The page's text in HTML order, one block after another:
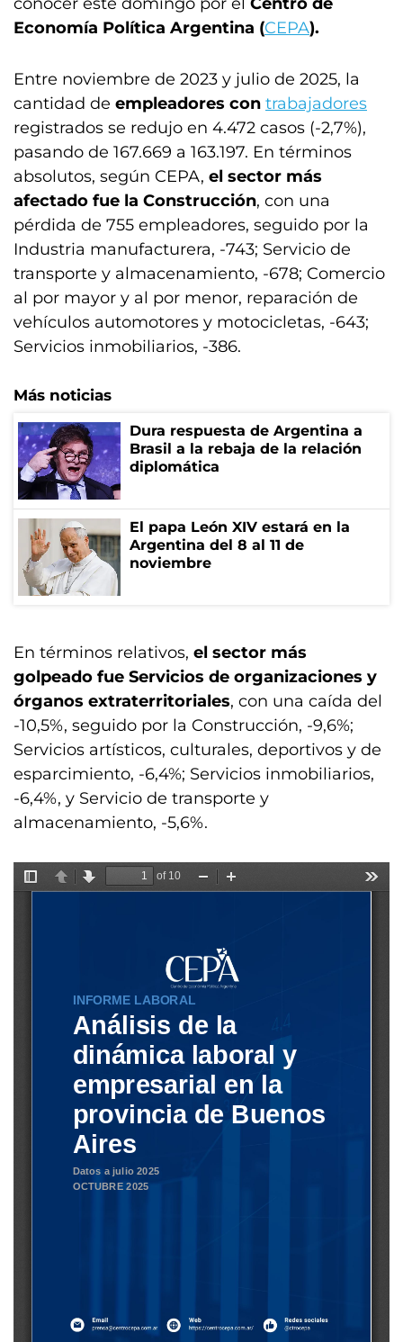
Economía Política Argentina (CEPA).
Entre noviembre de 2023 y julio de 2025, la
cantidad de empleadores con trabajadores
registrados se redujo en 4.472 casos (-2,7%),
pasando de 167.669 a 163.197. En términos
absolutos, según CEPA, el sector más
afectado fue la Construcción, con una
pérdida de 755 empleadores, seguido por la
Industria manufacturera, -743; Servicio de
transporte y almacenamiento, -678; Comercio
al por mayor y al por menor, reparación de
vehículos automotores y motocicletas, -643;
Servicios inmobiliarios, -386.
Más noticias
Dura respuesta de Argentina a
Brasil a la rebaja de la relación
diplomática
El papa León XIV estará en la
Argentina del 8 al 11 de
noviembre
En términos relativos, el sector más
golpeado fue Servicios de organizaciones y
órganos extraterritoriales, con una caída del
-10,5%, seguido por la Construcción, -9,6%;
Servicios artísticos, culturales, deportivos y de
esparcimiento, -6,4%; Servicios inmobiliarios,
-6,4%, y Servicio de transporte y
almacenamiento, -5,6%.